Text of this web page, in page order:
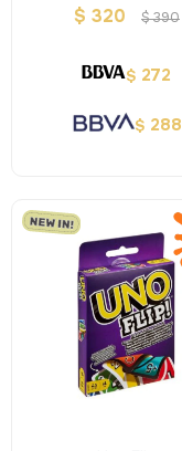
$ 320 $390
$ 272
$ 288